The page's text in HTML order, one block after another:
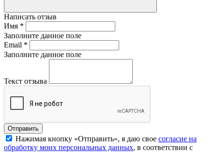
Написать отзыв
Имя *
Заполните данное поле
Email *
Заполните данное поле
Текст отзыва
Нажимая кнопку «Отправить», я даю свое согласие на
обработку моих персональных данных, в соответствии с